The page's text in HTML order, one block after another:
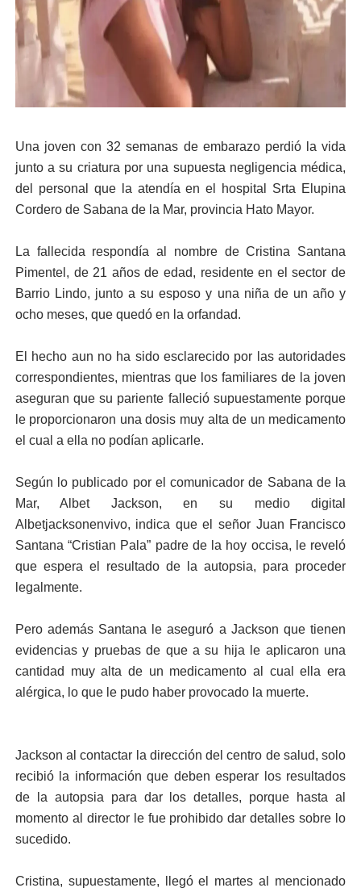
Una joven con 32 semanas de embarazo perdió la vida
junto a su criatura por una supuesta negligencia médica,
del personal que la atendía en el hospital Srta Elupina
Cordero de Sabana de la Mar, provincia Hato Mayor.
La fallecida respondía al nombre de Cristina Santana
Pimentel, de 21 años de edad, residente en el sector de
Barrio Lindo, junto a su esposo y una niña de un año y
ocho meses, que quedó en la orfandad.
El hecho aun no ha sido esclarecido por las autoridades
correspondientes, mientras que los familiares de la joven
aseguran que su pariente falleció supuestamente porque
le proporcionaron una dosis muy alta de un medicamento
el cual a ella no podían aplicarle.
Según lo publicado por el comunicador de Sabana de la
Mar, Albet Jackson, en su medio digital
Albetjacksonenvivo, indica que el señor Juan Francisco
Santana “Cristian Pala” padre de la hoy occisa, le reveló
que espera el resultado de la autopsia, para proceder
legalmente.
Pero además Santana le aseguró a Jackson que tienen
evidencias y pruebas de que a su hija le aplicaron una
cantidad muy alta de un medicamento al cual ella era
alérgica, lo que le pudo haber provocado la muerte.
Jackson al contactar la dirección del centro de salud, solo
recibió la información que deben esperar los resultados
de la autopsia para dar los detalles, porque hasta al
momento al director le fue prohibido dar detalles sobre lo
sucedido.
Cristina, supuestamente, llegó el martes al mencionado